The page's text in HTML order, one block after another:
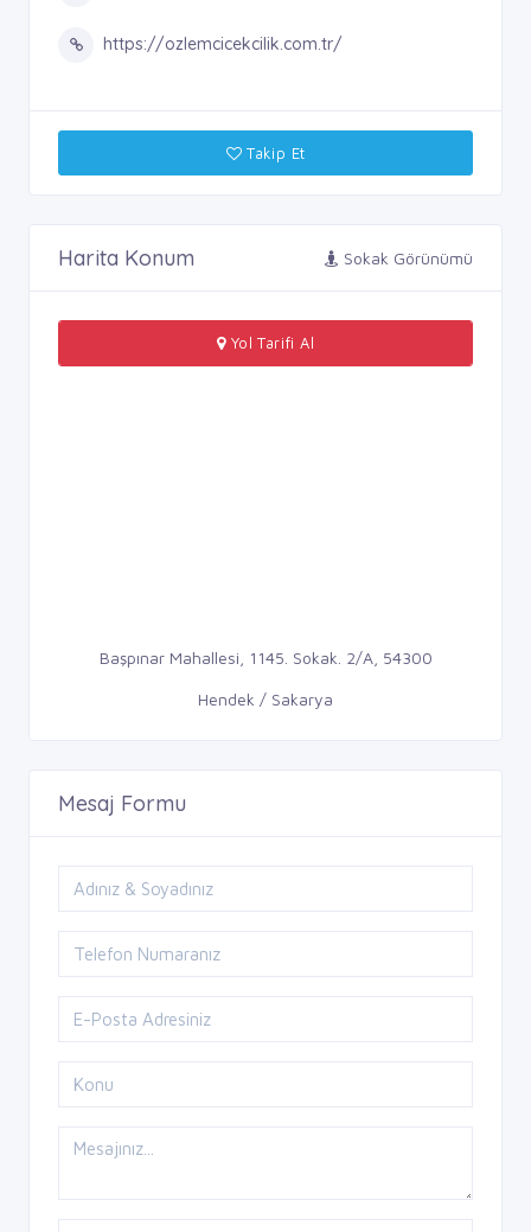
https://ozlemcicekcilik.com.tr/
Takip Et
Harita Konum Sokak Görünümü
Yol Tarifi Al
Başpınar Mahallesi, 1145. Sokak. 2/A, 54300
Hendek / Sakarya
Mesaj Formu